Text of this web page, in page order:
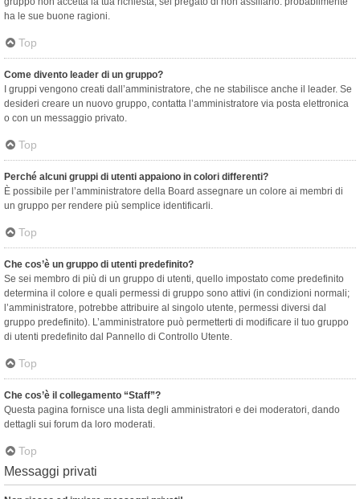
ha le sue buone ragioni.
Top
Come divento leader di un gruppo?
I gruppi vengono creati dall’amministratore, che ne stabilisce anche il leader. Se
desideri creare un nuovo gruppo, contatta l’amministratore via posta elettronica
o con un messaggio privato.
Top
Perché alcuni gruppi di utenti appaiono in colori differenti?
È possibile per l’amministratore della Board assegnare un colore ai membri di
un gruppo per rendere più semplice identificarli.
Top
Che cos’è un gruppo di utenti predefinito?
Se sei membro di più di un gruppo di utenti, quello impostato come predefinito
determina il colore e quali permessi di gruppo sono attivi (in condizioni normali;
l’amministratore, potrebbe attribuire al singolo utente, permessi diversi dal
gruppo predefinito). L’amministratore può permetterti di modificare il tuo gruppo
di utenti predefinito dal Pannello di Controllo Utente.
Top
Che cos’è il collegamento “Staff”?
Questa pagina fornisce una lista degli amministratori e dei moderatori, dando
dettagli sui forum da loro moderati.
Top
Messaggi privati